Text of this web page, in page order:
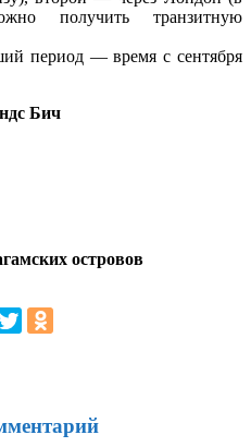
получить транзитную
период — время с сентября
Бич
островов